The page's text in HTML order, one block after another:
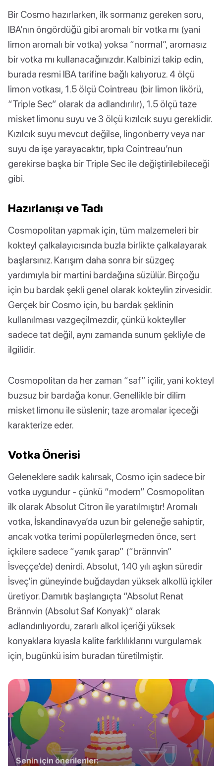
Bir Cosmo hazırlarken, ilk sormanız gereken soru,
IBA’nın öngördüğü gibi aromalı bir votka mı (yani
limon aromalı bir votka) yoksa “normal”, aromasız
bir votka mı kullanacağınızdır. Kalbinizi takip edin,
burada resmi IBA tarifine bağlı kalıyoruz. 4 ölçü
limon votkası, 1.5 ölçü Cointreau (bir limon likörü,
“Triple Sec” olarak da adlandırılır), 1.5 ölçü taze
misket limonu suyu ve 3 ölçü kızılcık suyu gereklidir.
Kızılcık suyu mevcut değilse, lingonberry veya nar
suyu da işe yarayacaktır, tıpkı Cointreau’nun
gerekirse başka bir Triple Sec ile değiştirilebileceği
gibi.
Hazırlanışı ve Tadı
Cosmopolitan yapmak için, tüm malzemeleri bir
kokteyl çalkalayıcısında buzla birlikte çalkalayarak
başlarsınız. Karışım daha sonra bir süzgeç
yardımıyla bir martini bardağına süzülür. Birçoğu
için bu bardak şekli genel olarak kokteylin zirvesidir.
Gerçek bir Cosmo için, bu bardak şeklinin
kullanılması vazgeçilmezdir, çünkü kokteyller
sadece tat değil, aynı zamanda sunum şekliyle de
ilgilidir.
Cosmopolitan da her zaman “saf” içilir, yani kokteyl
buzsuz bir bardağa konur. Genellikle bir dilim
misket limonu ile süslenir; taze aromalar içeceği
karakterize eder.
Votka Önerisi
Geleneklere sadık kalırsak, Cosmo için sadece bir
votka uygundur - çünkü “modern” Cosmopolitan
ilk olarak Absolut Citron ile yaratılmıştır! Aromalı
votka, İskandinavya’da uzun bir geleneğe sahiptir,
ancak votka terimi popülerleşmeden önce, sert
içkilere sadece “yanık şarap” (“brännvin”
İsveççe’de) denirdi. Absolut, 140 yılı aşkın süredir
İsveç’in güneyinde buğdaydan yüksek alkollü içkiler
üretiyor. Damıtık başlangıçta “Absolut Renat
Brännvin (Absolut Saf Konyak)” olarak
adlandırılıyordu, zararlı alkol içeriği yüksek
konyaklara kıyasla kalite farklılıklarını vurgulamak
için, bugünkü isim buradan türetilmiştir.
Senin için önerilenler: